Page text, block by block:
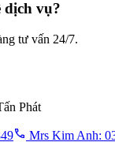
dịch vụ?
tư vấn 24/7.
Phát
Mrs Kim Anh: